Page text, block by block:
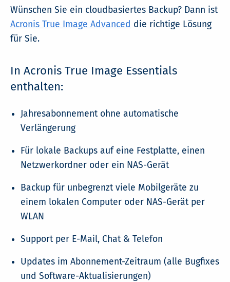
Wünschen Sie ein cloudbasiertes Backup? Dann ist
Acronis True Image Advanced die richtige Lösung
für Sie.
In Acronis True Image Essentials
enthalten:
Jahresabonnement ohne automatische
Verlängerung
Für lokale Backups auf eine Festplatte, einen
Netzwerkordner oder ein NAS-Gerät
Backup für unbegrenzt viele Mobilgeräte zu
einem lokalen Computer oder NAS-Gerät per
WLAN
Support per E-Mail, Chat & Telefon
Updates im Abonnement-Zeitraum (alle Bugfixes
und Software-Aktualisierungen)